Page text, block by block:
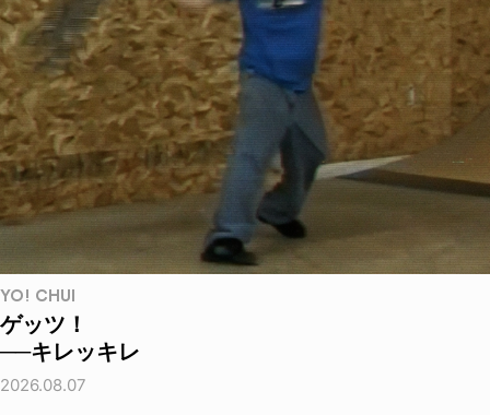
YO! CHUI
ゲッツ！
──キレッキレ
2026.08.07